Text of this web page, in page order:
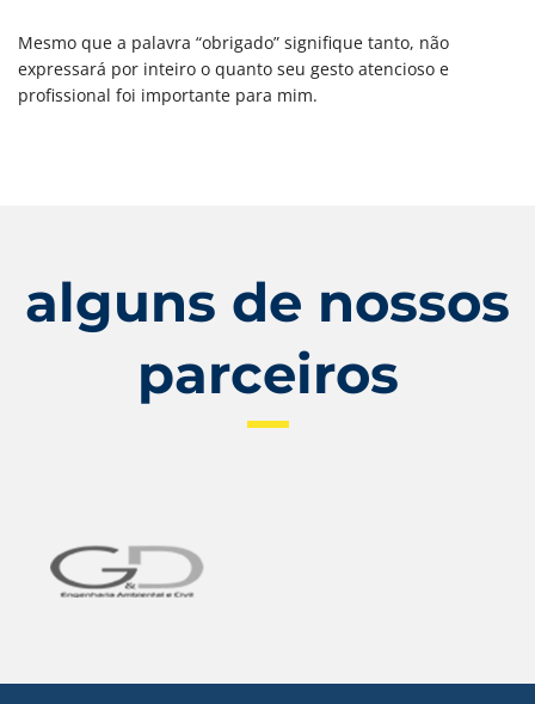
Mesmo que a palavra “obrigado” signifique tanto, não
expressará por inteiro o quanto seu gesto atencioso e
profissional foi importante para mim.
alguns de nossos
parceiros